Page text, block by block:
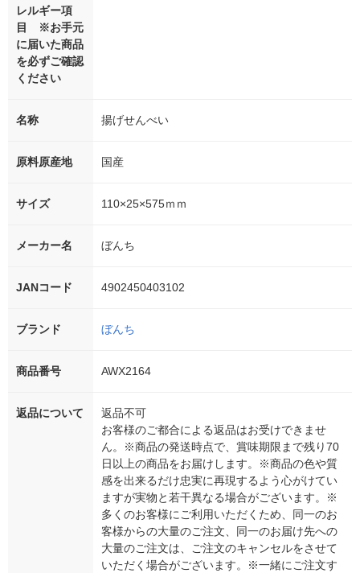
レルギー項
目 ※お手元
に届いた商品
を必ずご確認
ください
名称 揚げせんべい
原料原産地 国産
サイズ 110×25×575ｍｍ
メーカー名 ぼんち
JANコード 4902450403102
ブランド ぼんち
商品番号 AWX2164
返品について
返品不可
お客様のご都合による返品はお受けできませ
ん。※商品の発送時点で、賞味期限まで残り70
日以上の商品をお届けします。※商品の色や質
感を出来るだけ忠実に再現するよう心がけてい
ますが実物と若干異なる場合がございます。※
多くのお客様にご利用いただくため、同一のお
客様からの大量のご注文、同一のお届け先への
大量のご注文は、ご注文のキャンセルをさせて
いただく場合がございます。※一緒にご注文す